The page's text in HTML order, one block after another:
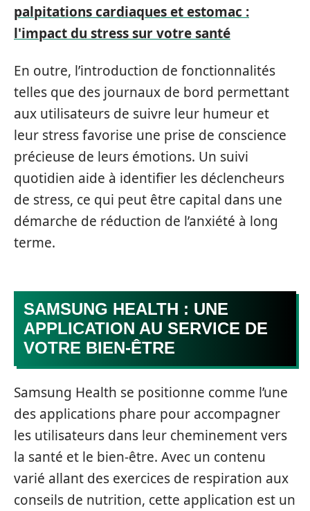
palpitations cardiaques et estomac :
l'impact du stress sur votre santé
En outre, l’introduction de fonctionnalités
telles que des journaux de bord permettant
aux utilisateurs de suivre leur humeur et
leur stress favorise une prise de conscience
précieuse de leurs émotions. Un suivi
quotidien aide à identifier les déclencheurs
de stress, ce qui peut être capital dans une
démarche de réduction de l’anxiété à long
terme.
SAMSUNG HEALTH : UNE
APPLICATION AU SERVICE DE
VOTRE BIEN-ÊTRE
Samsung Health se positionne comme l’une
des applications phare pour accompagner
les utilisateurs dans leur cheminement vers
la santé et le bien-être. Avec un contenu
varié allant des exercices de respiration aux
conseils de nutrition, cette application est un